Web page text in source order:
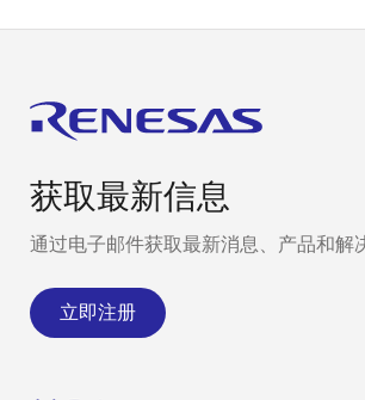
获取最新信息
通过电子邮件获取最新消息、产品和解
立即注册